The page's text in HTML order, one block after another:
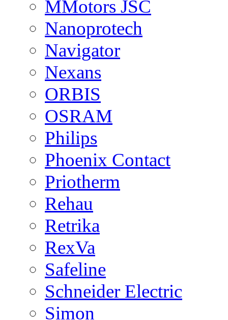
MMotors JSC
Nanoprotech
Navigator
Nexans
ORBIS
OSRAM
Philips
Phoenix Contact
Priotherm
Rehau
Retrika
RexVa
Safeline
Schneider Electric
Simon